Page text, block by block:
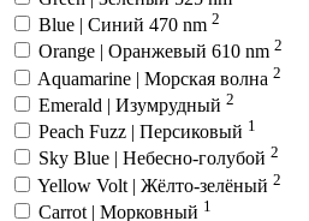
Blue | Синий 470 nm 2
Orange | Оранжевый 610 nm 2
Aquamarine | Морская волна 2
Emerald | Изумрудный 2
Peach Fuzz | Персиковый 1
Sky Blue | Небесно-голубой 2
Yellow Volt | Жёлто-зелёный 2
Carrot | Морковный 1